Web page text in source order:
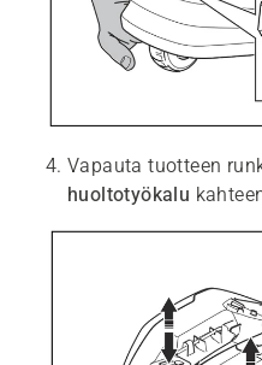
Vapauta tuotteen
huoltotyökalu